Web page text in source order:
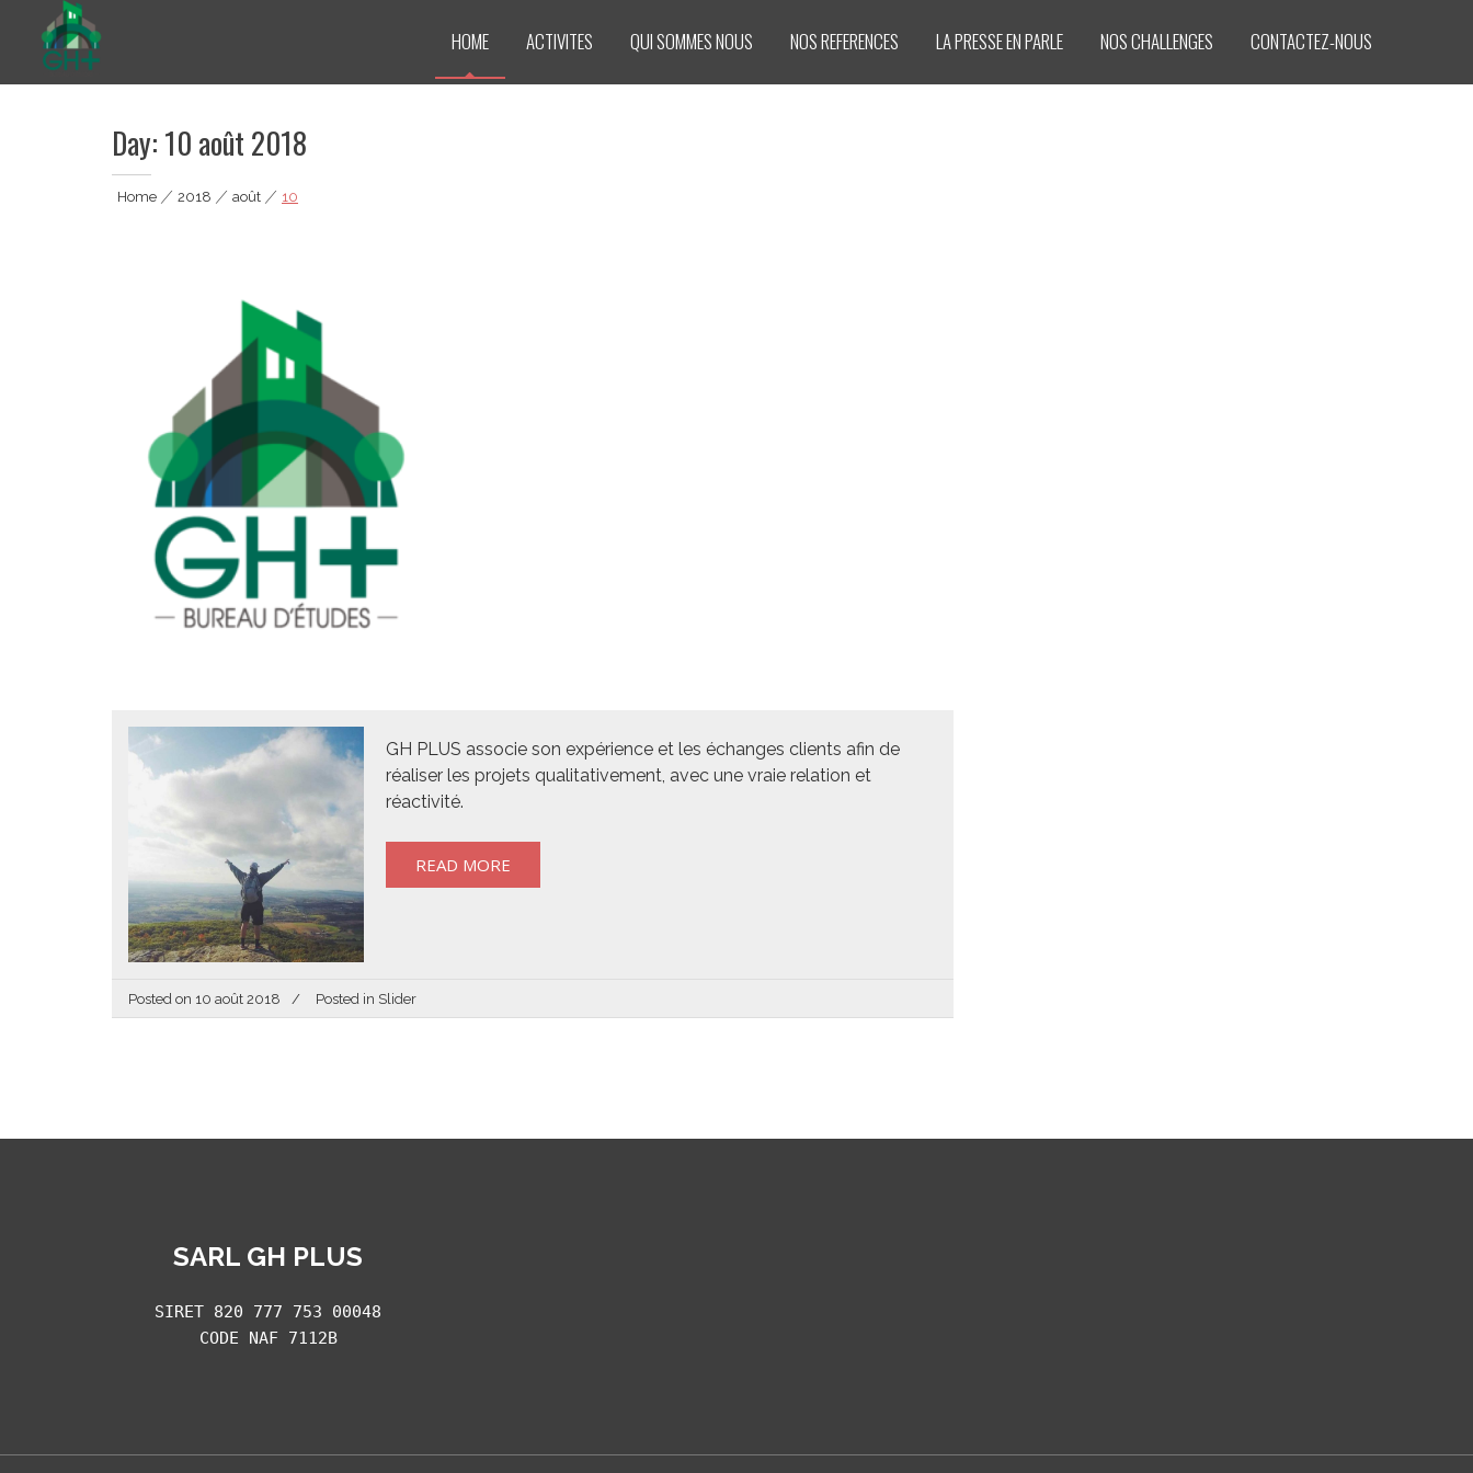
content
HOME ACTIVITES QUI SOMMES NOUS NOS REFERENCES LA PRESSE EN PARLE NOS CHALLENGES CONTACTEZ-NOUS
Day: 10 août 2018
Home|2018|août|10
GH PLUS associe son expérience et les échanges clients afin de
réaliser les projets qualitativement, avec une vraie relation et
réactivité.
READ MORE
Posted on 10 août 2018 Posted in Slider
SARL GH PLUS
SIRET 820 777 753 00048
CODE NAF 7112B